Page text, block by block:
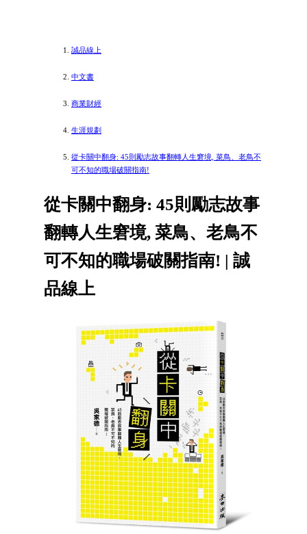
誠品線上
中文書
商業財經
生涯規劃
從卡關中翻身: 45則勵志故事翻轉人生窘境, 菜鳥、老鳥不
可不知的職場破關指南!
從卡關中翻身: 45則勵志故事
翻轉人生窘境, 菜鳥、老鳥不
可不知的職場破關指南! | 誠
品線上